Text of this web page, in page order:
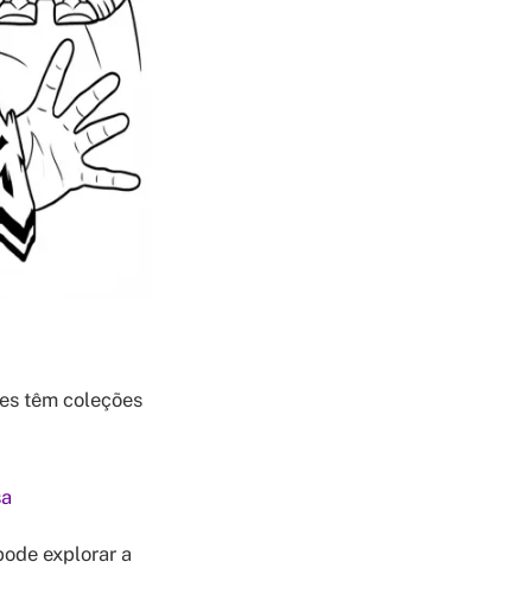
têm coleções
explorar a